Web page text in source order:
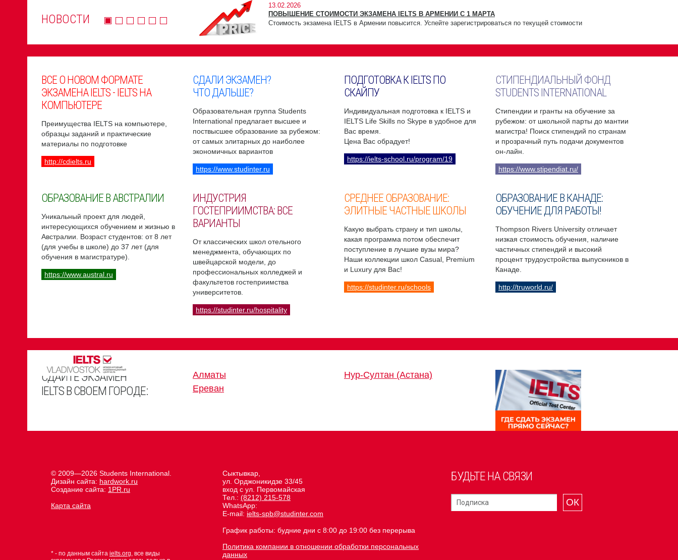
НОВОСТИ
13.02.2026
ПОВЫШЕНИЕ СТОИМОСТИ ЭКЗАМЕНА IELTS В АРМЕНИИ С 1 МАРТА
Стоимость экзамена IELTS в Армении повысится. Успейте зарегистрироваться по текущей стоимости
ВСЕ О НОВОМ ФОРМАТЕ
ЭКЗАМЕНА IELTS - IELTS НА
КОМПЬЮТЕРЕ
Преимущества IELTS на компьютере,
образцы заданий и практические
материалы по подготовке
http://cdielts.ru
СДАЛИ ЭКЗАМЕН?
ЧТО ДАЛЬШЕ?
Образовательная группа Students
International предлагает высшее и
поствысшее образование за рубежом:
от самых элитарных до наиболее
экономичных вариантов
https://www.studinter.ru
ПОДГОТОВКА К IELTS ПО
СКАЙПУ
Индивидуальная подготовка к IELTS и
IELTS Life Skills по Skype в удобное для
Вас время.
Цена Вас обрадует!
https://ielts-school.ru/program/19
СТИПЕНДИАЛЬНЫЙ ФОНД
STUDENTS INTERNATIONAL
Стипендии и гранты на обучение за
рубежом: от школьной парты до мантии
магистра! Поиск стипендий по странам
и прозрачный путь подачи документов
он-лайн.
https://www.stipendiat.ru/
ОБРАЗОВАНИЕ В АВСТРАЛИИ
Уникальный проект для людей,
интересующихся обучением и жизнью в
Австралии. Возраст студентов: от 8 лет
(для учебы в школе) до 37 лет (для
обучения в магистратуре).
https://www.austral.ru
ИНДУСТРИЯ
ГОСТЕПРИИМСТВА: ВСЕ
ВАРИАНТЫ
От классических школ отельного
менеджмента, обучающих по
швейцарской модели, до
профессиональных колледжей и
факультетов гостеприимства
университетов.
https://studinter.ru/hospitality
СРЕДНЕЕ ОБРАЗОВАНИЕ:
ЭЛИТНЫЕ ЧАСТНЫЕ ШКОЛЫ
Какую выбрать страну и тип школы,
какая программа потом обеспечит
поступление в лучшие вузы мира?
Наши коллекции школ Casual, Premium
и Luxury для Вас!
https://studinter.ru/schools
ОБРАЗОВАНИЕ В КАНАДЕ:
ОБУЧЕНИЕ ДЛЯ РАБОТЫ!
Thompson Rivers University отличает
низкая стоимость обучения, наличие
частичных стипендий и высокий
процент трудоустройства выпускников в
Канаде.
http://truworld.ru/
СДАЙТЕ ЭКЗАМЕН
IELTS В СВОЕМ ГОРОДЕ:
Алматы
Ереван
Нур-Султан (Астана)
БУДЬТЕ НА СВЯЗИ
ОК
Сыктывкар,
ул. Орджоникидзе 33/45
вход с ул. Первомайская
Тел.: (8212) 215-578
WhatsApp:
E-mail: ielts-spb@studinter.com
График работы: будние дни с 8:00 до 19:00 без перерыва
Политика компании в отношении обработки персональных
данных
© 2009—2026 Students International.
Дизайн сайта: hardwork.ru
Создание сайта: 1PR.ru
Карта сайта
* - по данным сайта ielts.org, все виды